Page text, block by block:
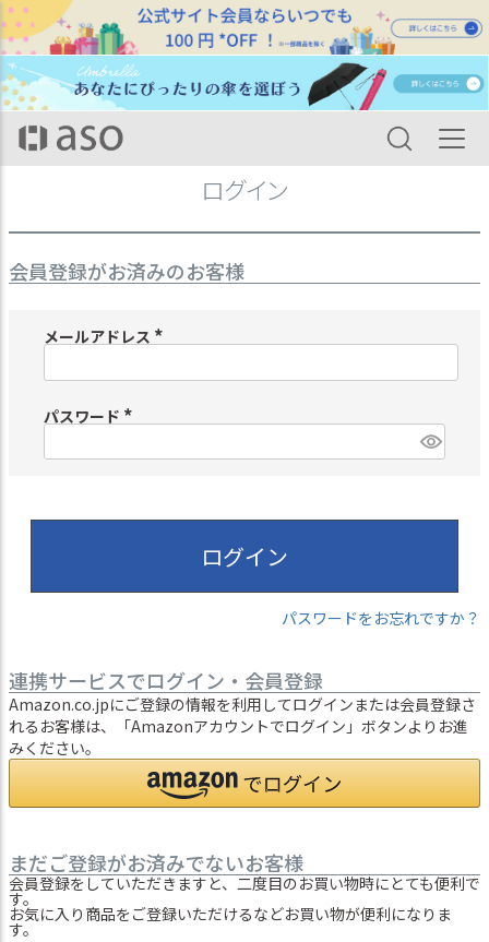
HOME ログイン
ログイン
会員登録がお済みのお客様
メールアドレス
須
パスワード
(
須
ログイン
パスワードをお忘れですか？
連携サービスでログイン・会員登録
Amazon.co.jpにご登録の情報を利用してログインまたは会員登録さ
れるお客様は、「Amazonアカウントでログイン」ボタンよりお進
みください。
まだご登録がお済みでないお客様
会員登録をしていただきますと、二度目のお買い物時にとても便利で
す。
お気に入り商品をご登録いただけるなどお買い物が便利になりま
す。